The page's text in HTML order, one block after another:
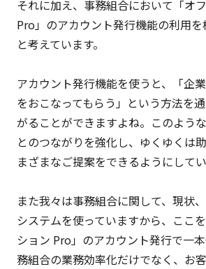
それに加え、事務組合において「オ
Pro」のアカウント発行機能の利用
と考えています。
アカウント発行機能を使うと、「企
をおこなってもらう」という方法を
がることができますよね。このよう
とのつながりを強化し、ゆくゆくは
まざまなご提案をできるようにしてい
また我々は事務組合に関して、現状
システムを使っていますから、ここ
ション Pro」のアカウント発行で一
務組合の業務効率化だけでなく、お